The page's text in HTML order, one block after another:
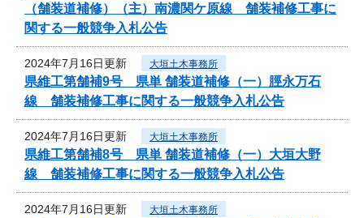
（舗装道補修）（主）南濃関ケ原線 舗装補修工事に
関する一般競争入札公告
2024年7月16日更新 大垣土木事務所
県維工第舗補9号 県単 舗装道補修（一）脛永万石
線 舗装補修工事に関する一般競争入札公告
2024年7月16日更新 大垣土木事務所
県維工第舗補8号 県単 舗装道補修（一）大垣大野
線 舗装補修工事に関する一般競争入札公告
2024年7月16日更新 大垣土木事務所